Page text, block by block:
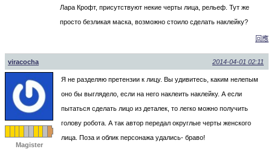
Лара Крофт, присутствуют некие черты лица, рельеф. Тут же
просто безликая маска, возможно стоило сделать наклейку?
回應
viracocha 2014-04-01 02:11
Magister
Я не разделяю претензии к лицу. Вы удивитесь, каким нелепым
оно бы выглядело, если на него наклеить наклейку. А если
пытаться сделать лицо из деталек, то легко можно получить
голову робота. А так автор передал округлые черты женского
лица. Поза и облик персонажа удались- браво!